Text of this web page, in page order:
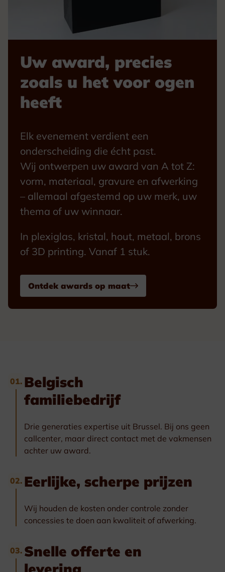
Uw award, precies
zoals u het voor ogen
heeft
Elk evenement verdient een
onderscheiding die écht past.
Wij ontwerpen uw award van A tot Z:
vorm, materiaal, gravure en afwerking
– allemaal afgestemd op uw merk, uw
thema of uw winnaar.
In plexiglas, kristal, hout, metaal, brons
of 3D printing. Vanaf 1 stuk.
Ontdek awards op maat
01. Belgisch
familiebedrijf
Drie generaties expertise uit Brussel. Bij ons geen
callcenter, maar direct contact met de vakmensen
achter uw award.
02. Eerlijke, scherpe prijzen
Wij houden de kosten onder controle zonder
concessies te doen aan kwaliteit of afwerking.
03. Snelle offerte en